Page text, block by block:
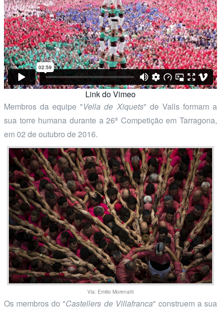
Link do Vimeo
Membros da equipe "Vella de Xiquets" de Valls formam a
sua torre humana durante a 26ª Competição em Tarragona,
em 02 de outubro de 2016.
Via: Emilio Morenatti
Os membros do "Castellers de Villafranca" construem a sua